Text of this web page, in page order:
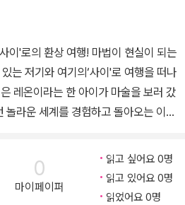
으는 사람》 등이 있다.
여행! 마법이 현실이 되는
놀라운 세계를 경험하고 돌아오는 이야
계를 보여 준다. 그리고 그 세계를 통해
믿고 어떻게 즐기는 것이 얼마나 중요
0
마이페이퍼
읽고 싶어요 0명
읽고 있어요 0명
읽었어요 0명